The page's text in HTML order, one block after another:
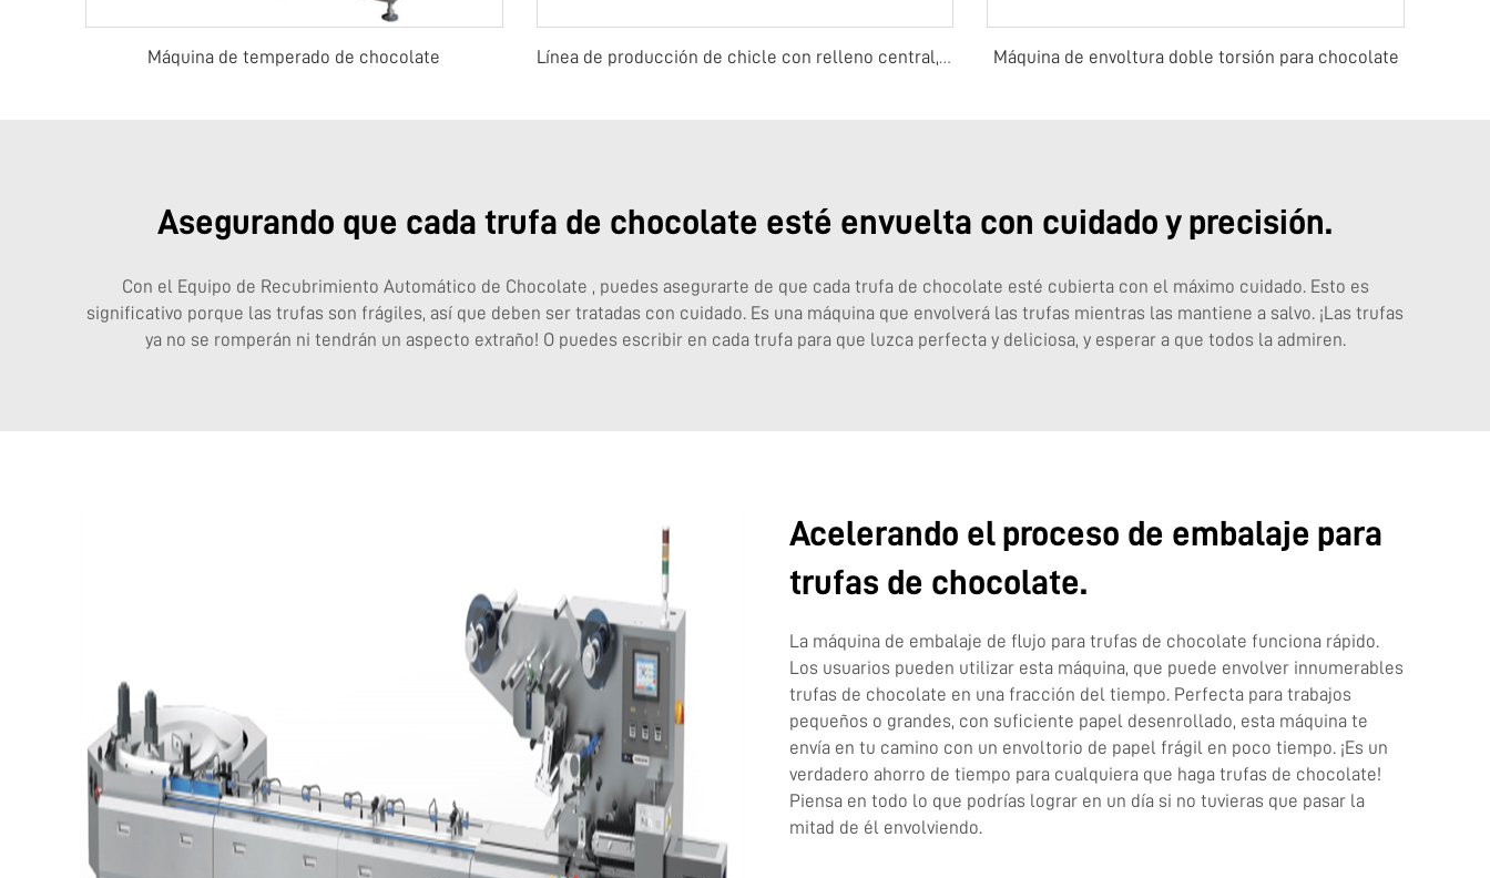
Máquina de temperado de chocolate Línea de producción de chicle con relleno central, máquinas para fabricar chicle Mentos Máquina de envoltura doble torsión para chocolate
Asegurando que cada trufa de chocolate esté envuelta con cuidado y precisión.
Con el Equipo de Recubrimiento Automático de Chocolate , puedes asegurarte de que cada trufa de chocolate esté cubierta con el máximo cuidado. Esto es
significativo porque las trufas son frágiles, así que deben ser tratadas con cuidado. Es una máquina que envolverá las trufas mientras las mantiene a salvo. ¡Las trufas
ya no se romperán ni tendrán un aspecto extraño! O puedes escribir en cada trufa para que luzca perfecta y deliciosa, y esperar a que todos la admiren.
Acelerando el proceso de embalaje para
trufas de chocolate.
La máquina de embalaje de flujo para trufas de chocolate funciona rápido.
Los usuarios pueden utilizar esta máquina, que puede envolver innumerables
trufas de chocolate en una fracción del tiempo. Perfecta para trabajos
pequeños o grandes, con suficiente papel desenrollado, esta máquina te
envía en tu camino con un envoltorio de papel frágil en poco tiempo. ¡Es un
verdadero ahorro de tiempo para cualquiera que haga trufas de chocolate!
Piensa en todo lo que podrías lograr en un día si no tuvieras que pasar la
mitad de él envolviendo.